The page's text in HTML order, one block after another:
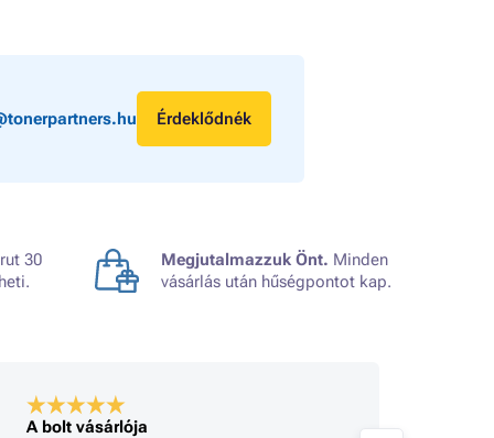
Érdeklődnék
30
Megjutalmazzuk Önt. Minden
vásárlás után hűségpontot kap.
A bolt vásárlója